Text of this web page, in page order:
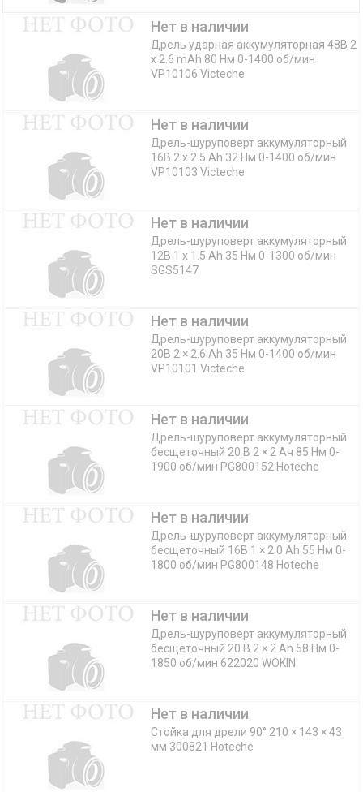
Нет в наличии
Дрель ударная аккумуляторная 48В 2
x 2.6 mAh 80 Нм 0-1400 об/мин
VP10106 Victeche
Нет в наличии
Дрель-шуруповерт аккумуляторный
16B 2 x 2.5 Ah 32 Нм 0-1400 об/мин
VP10103 Victeche
Нет в наличии
Дрель-шуруповерт аккумуляторный
12В 1 x 1.5 Ah 35 Нм 0-1300 об/мин
SGS5147
Нет в наличии
Дрель-шуруповерт аккумуляторный
20В 2 × 2.6 Ah 35 Нм 0-1400 об/мин
VP10101 Victeche
Нет в наличии
Дрель-шуруповерт аккумуляторный
бесщеточный 20 В 2 × 2 Aч 85 Нм 0-
1900 об/мин PG800152 Hoteche
Нет в наличии
Дрель-шуруповерт аккумуляторный
бесщеточный 16В 1 × 2.0 Ah 55 Нм 0-
1800 об/мин PG800148 Hoteche
Нет в наличии
Дрель-шуруповерт аккумуляторный
бесщеточный 20 В 2 × 2 Ah 58 Нм 0-
1850 об/мин 622020 WOKIN
Нет в наличии
Стойка для дрели 90° 210 × 143 × 43
мм 300821 Hoteche